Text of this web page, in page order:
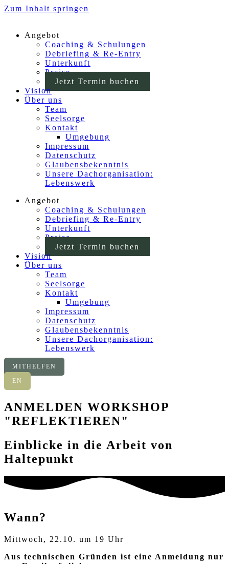
Zum Inhalt springen
Angebot
Coaching & Schulungen
Debriefing & Re-Entry
Unterkunft
Preise
Jetzt Termin buchen
Vision
Über uns
Team
Seelsorge
Kontakt
Umgebung
Impressum
Datenschutz
Glaubensbekenntnis
Unsere Dachorganisation:
Lebenswerk
Angebot
Coaching & Schulungen
Debriefing & Re-Entry
Unterkunft
Preise
Jetzt Termin buchen
Vision
Über uns
Team
Seelsorge
Kontakt
Umgebung
Impressum
Datenschutz
Glaubensbekenntnis
Unsere Dachorganisation:
Lebenswerk
MITHELFEN
EN
ANMELDEN WORKSHOP
"REFLEKTIEREN"
Einblicke in die Arbeit von
Haltepunkt
Wann?
Mittwoch, 22.10. um 19 Uhr
Aus technischen Gründen ist eine Anmeldung nur